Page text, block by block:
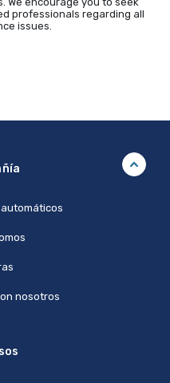
professionals regarding all
issues.
nosotros